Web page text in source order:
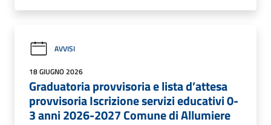
AVVISI
18 GIUGNO 2026
Graduatoria provvisoria e lista d’attesa
provvisoria Iscrizione servizi educativi 0-
3 anni 2026-2027 Comune di Allumiere